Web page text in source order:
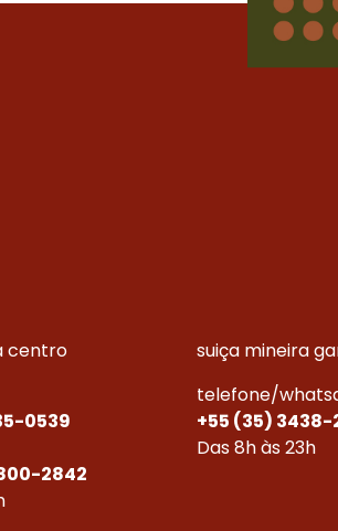
centro
0539
2842
suiça mineira
telefone/
+55 (35) 3438-
Das 8h às 23h